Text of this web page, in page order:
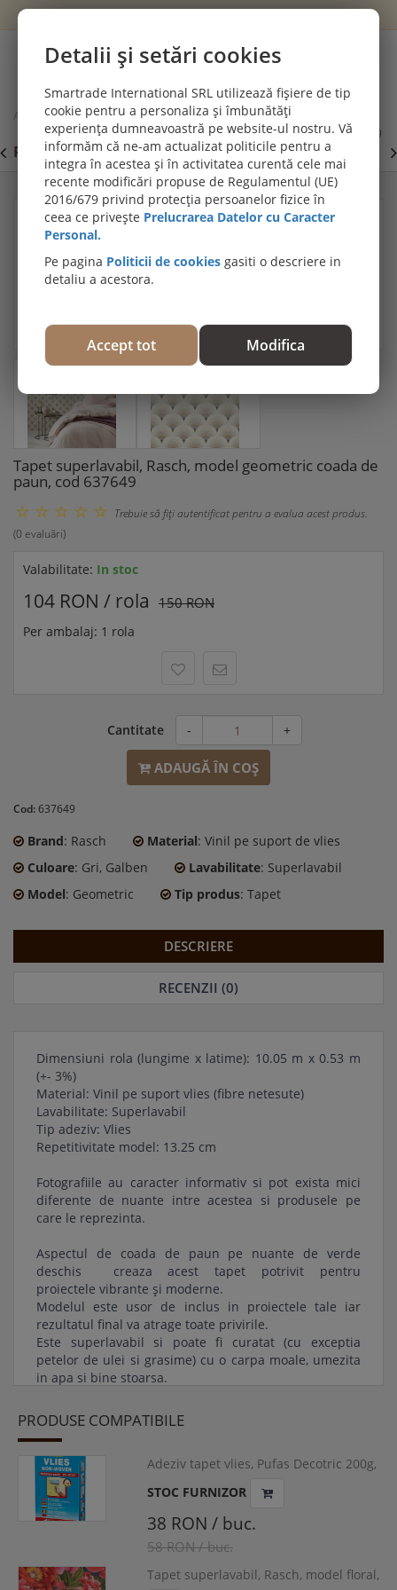
Cont
Acasă
Tapet si panouri decorative
Tapet superlavabil, Rasch, model geometric coada de paun, cod 637649
PROMOȚII DE IULIE! PARCHET SPC SI LVT: Viziteaza
secțiunea de pardoseli SPC SI LVT
Tapet superlavabil, Rasch, model geometric coada de
paun, cod 637649
Trebuie să fiţi autentificat pentru a evalua acest produs.
(0 evaluări)
Valabilitate: In stoc
104 RON / rola 150 RON
Per ambalaj: 1 rola
Cantitate - +
ADAUGĂ ÎN COŞ
Cod:637649
Brand: Rasch Material: Vinil pe suport de vlies
Culoare: Gri, Galben Lavabilitate: Superlavabil
Model: Geometric Tip produs: Tapet
DESCRIERE
RECENZII (0)
Dimensiuni rola (lungime x latime): 10.05 m x 0.53 m
(+- 3%)
Material: Vinil pe suport vlies (fibre netesute)
Lavabilitate: Superlavabil
Tip adeziv: Vlies
Repetitivitate model: 13.25 cm
Fotografiile au caracter informativ si pot exista mici
diferente de nuante intre acestea si produsele pe
care le reprezinta.
Aspectul de coada de paun pe nuante de verde
deschis creaza acest tapet potrivit pentru
proiectele vibrante și moderne.
Modelul este usor de inclus in proiectele tale iar
rezultatul final va atrage toate privirile.
Este superlavabil si poate fi curatat (cu exceptia
petelor de ulei si grasime) cu o carpa moale, umezita
in apa si bine stoarsa.
Termen de livrare: 24 - 48 ore in limita stocului
disponibil.
PRODUSE COMPATIBILE
Adeziv tapet vlies, Pufas Decotric 200g,
STOC FURNIZOR
38 RON / buc.
58 RON / buc.
Tapet superlavabil, Rasch, model floral,
Detalii și setări cookies
Smartrade International SRL utilizează fișiere de tip
cookie pentru a personaliza și îmbunătăți
experiența dumneavoastră pe website-ul nostru. Vă
informăm că ne-am actualizat politicile pentru a
integra în acestea și în activitatea curentă cele mai
recente modificări propuse de Regulamentul (UE)
2016/679 privind protecția persoanelor fizice în
ceea ce privește Prelucrarea Datelor cu Caracter
Personal.
Pe pagina Politicii de cookies gasiti o descriere in
detaliu a acestora.
Accept tot Modifica